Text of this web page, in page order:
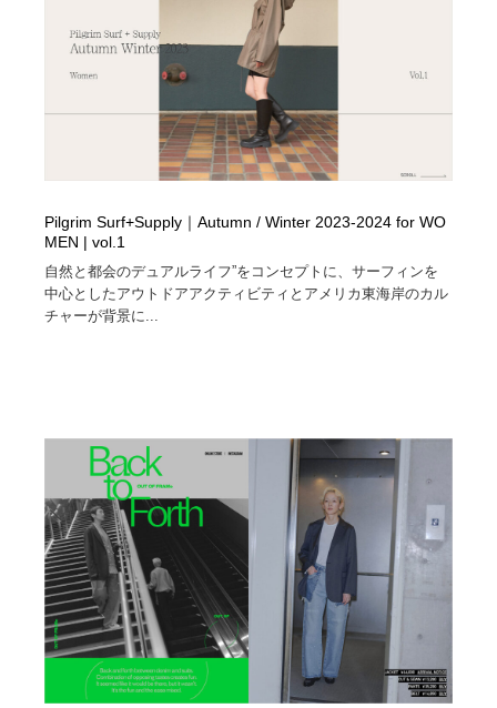
Pilgrim Surf+Supply｜Autumn / Winter 2023-2024 for WO
MEN | vol.1
自然と都会のデュアルライフ”をコンセプトに、サーフィンを
中心としたアウトドアアクティビティとアメリカ東海岸のカル
チャーが背景に...